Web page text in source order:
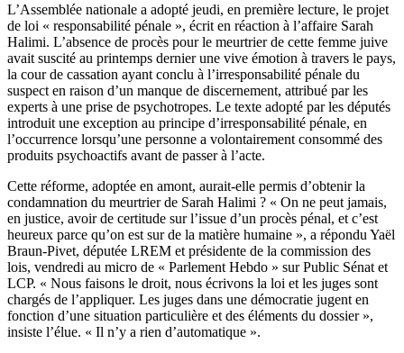
L’Assemblée nationale a adopté jeudi, en première lecture, le projet
de loi « responsabilité pénale », écrit en réaction à l’affaire Sarah
Halimi. L’absence de procès pour le meurtrier de cette femme juive
avait suscité au printemps dernierune vive émotion à travers le pays,
la cour de cassation ayant conclu à l’irresponsabilité pénale du
suspect en raison d’un manque de discernement, attribué par les
experts à une prise de psychotropes. Le texte adopté par les députés
introduit une exception au principe d’irresponsabilité pénale, en
l’occurrence lorsqu’une personne a volontairement consommé des
produits psychoactifs avant de passer à l’acte.
Cette réforme, adoptée en amont, aurait-elle permis d’obtenir la
condamnation du meurtrier de Sarah Halimi ? « On ne peut jamais,
en justice, avoir de certitude sur l’issue d’un procès pénal, et c’est
heureux parce qu’on est sur de la matière humaine », a répondu Yaël
Braun-Pivet, députée LREM et présidente de la commission des
lois, vendredi au micro de « Parlement Hebdo » sur Public Sénat et
LCP. « Nous faisons le droit, nous écrivons la loi et les juges sont
chargés de l’appliquer. Les juges dans une démocratie jugent en
fonction d’une situation particulière et des éléments du dossier »,
insiste l’élue. « Il n’y a rien d’automatique ».